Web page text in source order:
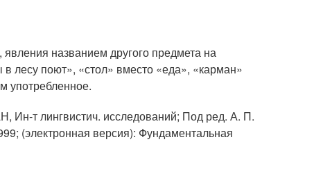
названием другого предмета на
лесу поют», «стол» вместо «еда», «карман»
употребленное.
Ин-т лингвистич. исследований; Под ред. А. П.
(электронная версия): Фундаментальная